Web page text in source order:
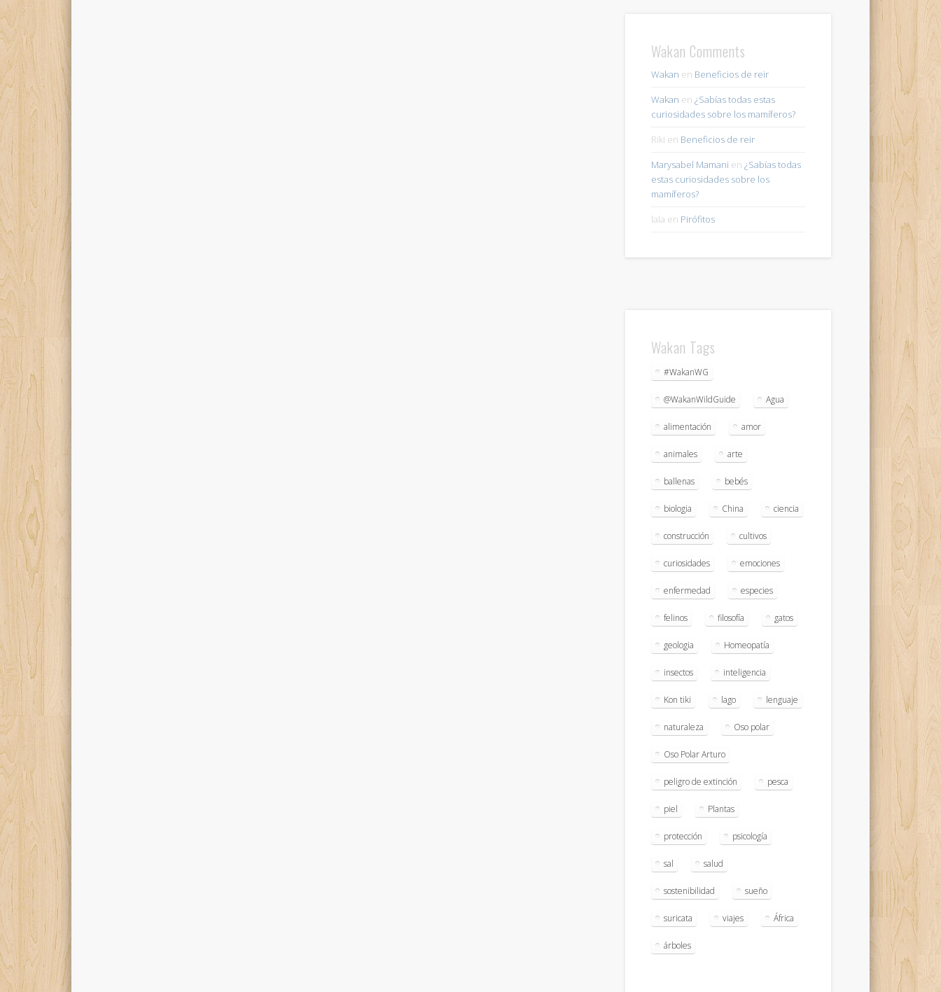
Wakan Comments
Wakan en Beneficios de reir
Wakan en ¿Sabías todas estas
curiosidades sobre los mamíferos?
Riki en Beneficios de reir
Marysabel Mamani en ¿Sabías todas
estas curiosidades sobre los
mamíferos?
lala en Pirófitos
Wakan Tags
#WakanWG
@WakanWildGuide Agua
alimentación amor
animales arte
ballenas bebés
biologia China ciencia
construcción cultivos
curiosidades emociones
enfermedad especies
felinos filosofía gatos
geologia Homeopatía
insectos inteligencia
Kon tiki lago lenguaje
naturaleza Oso polar
Oso Polar Arturo
peligro de extinción pesca
piel Plantas
protección psicología
sal salud
sostenibilidad sueño
suricata viajes África
árboles